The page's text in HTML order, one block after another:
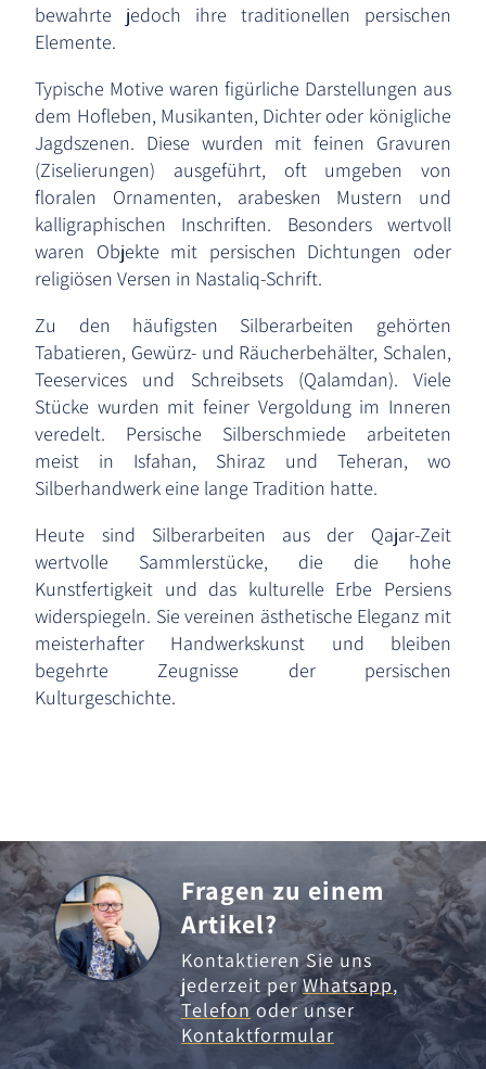
bewahrte jedoch ihre traditionellen persischen
Elemente.
Typische Motive waren figürliche Darstellungen aus
dem Hofleben, Musikanten, Dichter oder königliche
Jagdszenen. Diese wurden mit feinen Gravuren
(Ziselierungen) ausgeführt, oft umgeben von
floralen Ornamenten, arabesken Mustern und
kalligraphischen Inschriften. Besonders wertvoll
waren Objekte mit persischen Dichtungen oder
religiösen Versen in Nastaliq-Schrift.
Zu den häufigsten Silberarbeiten gehörten
Tabatieren, Gewürz- und Räucherbehälter, Schalen,
Teeservices und Schreibsets (Qalamdan). Viele
Stücke wurden mit feiner Vergoldung im Inneren
veredelt. Persische Silberschmiede arbeiteten
meist in Isfahan, Shiraz und Teheran, wo
Silberhandwerk eine lange Tradition hatte.
Heute sind Silberarbeiten aus der Qajar-Zeit
wertvolle Sammlerstücke, die die hohe
Kunstfertigkeit und das kulturelle Erbe Persiens
widerspiegeln. Sie vereinen ästhetische Eleganz mit
meisterhafter Handwerkskunst und bleiben
begehrte Zeugnisse der persischen
Kulturgeschichte.
Fragen zu einem
Artikel?
Kontaktieren Sie uns
jederzeit perWhatsapp,
Telefonoder unser
Kontaktformular